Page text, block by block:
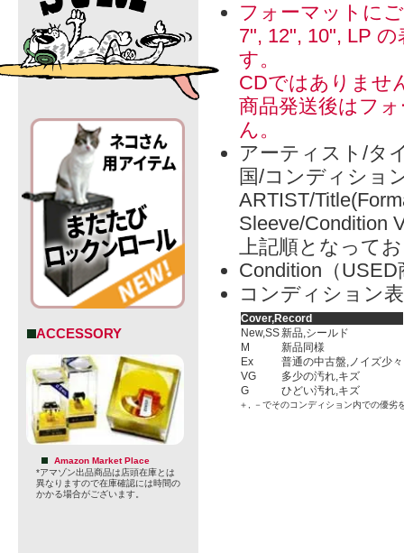
ACCESSORY
Amazon Market Place
*アマゾン出品商品は店頭在庫とは
異なりますので在庫確認には時間の
かかる場合がございます。
フォーマットに
7", 12", 10", LP
す。
CDではありませ
商品発送後はフ
ん。
アーティスト/タ
国/コンディショ
ARTIST/
Sleeve/Condition
上記順となって
Condition（
コンディション
Cover,Record
New,SS新品,シールド
M
新品同様
Ex
普通の中古盤,ノイズ少々
VG
多少の汚れ,キズ
G
ひどい汚れ,キズ
＋, －でそのコンディション内での優劣